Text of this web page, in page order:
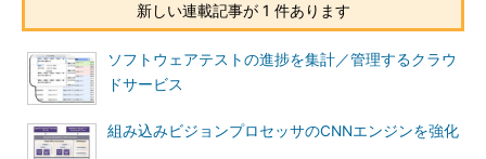
新しい連載記事が 1 件あります
ソフトウェアテストの進捗を集計／管理するクラウ
ドサービス
組み込みビジョンプロセッサのCNNエンジンを強化